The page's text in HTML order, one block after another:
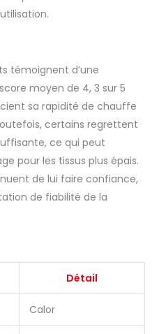
témoignent d’une
moyen de 4, 3 sur 5
sa rapidité de chauffe
certains regrettent
ce qui peut
pour les tissus plus épais.
de lui faire confiance,
de fiabilité de la
Détail
Calor